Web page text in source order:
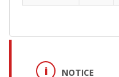
NOTICE